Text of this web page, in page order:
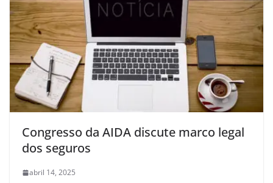
Congresso da AIDA discute marco legal
dos seguros
abril 14, 2025